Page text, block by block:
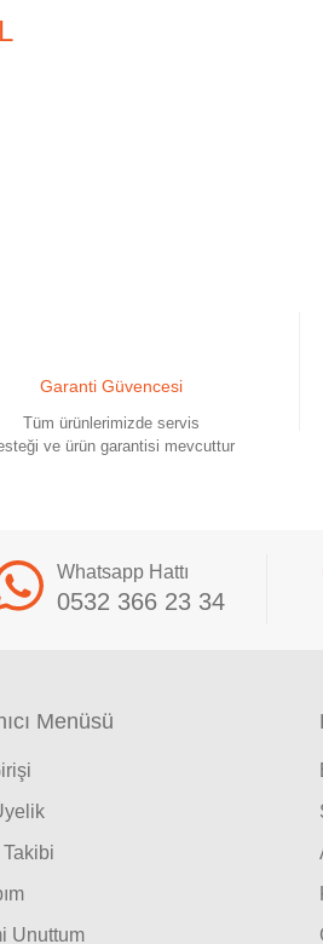
Garanti Güvencesi
Tüm ürünlerimizde servis
ve ürün garantisi mevcuttur
Whatsapp Hattı
0532 366 23 34
Menüsü
Takibi
Unuttum